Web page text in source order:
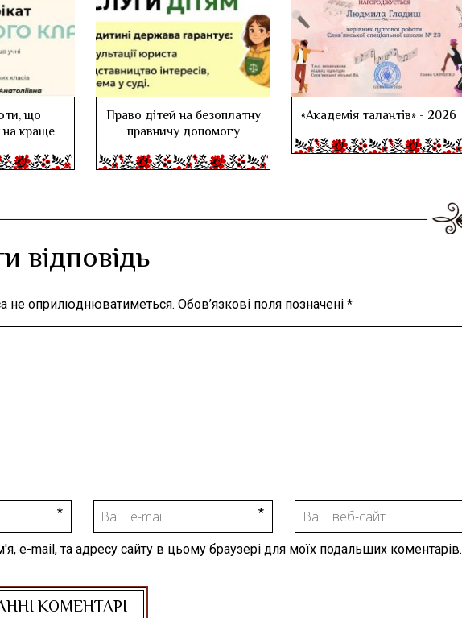
що
на краще
Право дітей на безоплатну
правничу допомогу
«Академія талантів» - 2026
відповідь
не оприлюднюватиметься. Обов’язкові поля позначені *
e-mail, та адресу сайту в цьому браузері для моїх подальших коментарів.